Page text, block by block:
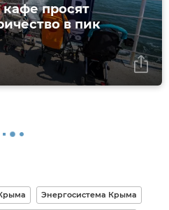
просят
в пик
Энергосистема Крыма